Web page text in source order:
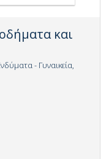
και
- Γυναικεία,